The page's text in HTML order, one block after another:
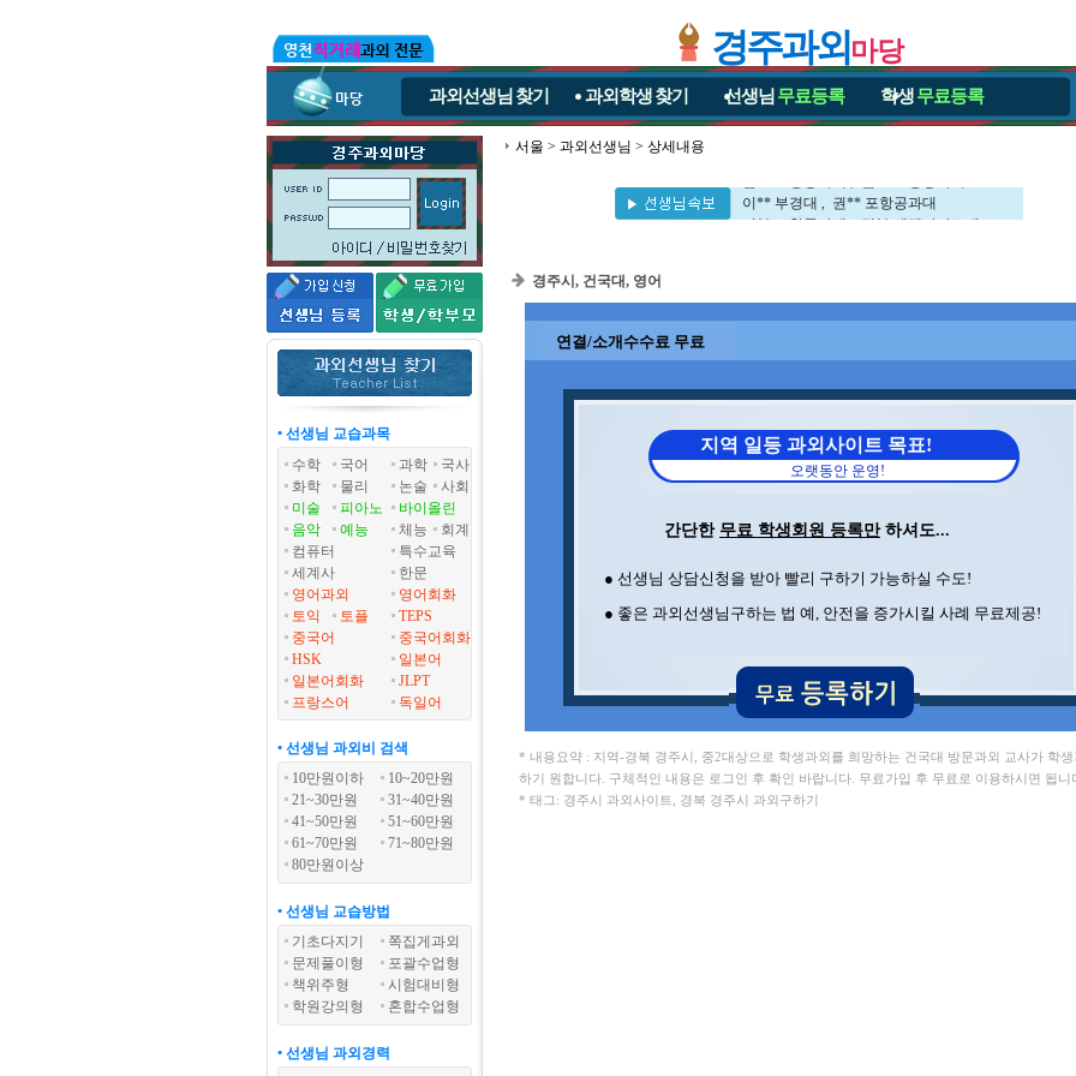
경주과외마당
과외선생님 찾기 과외학생찾기 선생님 무료등록 학생무료등록
• 선생님 교습과목
수학
국어 과학
국사
화학
물리 논술
사회
미술
피아노
바이올린
음악
예능 체능
회계
컴퓨터
특수교육
세계사
한문
영어과외
영어회화
토익
토플
TEPS
중국어
중국어회화
HSK
일본어
일본어회화
JLPT
프랑스어
독일어
• 선생님 과외비 검색
10만원이하
10~20만원
21~30만원
31~40만원
41~50만원
51~60만원
61~70만원
71~80만원
80만원이상
• 선생님 교습방법
기초다지기
쪽집게과외
문제풀이형
포괄수업형
책위주형
시험대비형
학원강의형
혼합수업형
• 선생님 과외경력
서울 > 과외선생님 > 상세내용
이** 부경대 , 권** 포항공과대
이** 포항공과대 , 김** 세멜바이스대
문** 포항공과대 , 정** 포항공과대
이** 부경대 , 권** 포항공과대
전** 포항공과대 , 신** 포항공과대
김** 포항공과대 , 차** 포항공과대
이** UNIST대 , 구** 경북대
김** 포항공과대 , 이** 서강대
경주시, 건국대, 영어
연결/소개수수료 무료
지역 일등 과외사이트 목표!
오랫동안 운영!
간단한 무료 학생회원 등록만하셔도...
● 선생님 상담신청을 받아 빨리 구하기 가능하실 수도!
● 좋은 과외선생님구하는 법 예, 안전을 증가시킬 사례 무료제공!
* 내용요약 : 지역-경북 경주시, 중2대상으로 학생과외를 희망하는 건국대 방문과외 교사가 학생
하기 원합니다. 구체적인 내용은 로그인 후 확인 바랍니다. 무료가입 후 무료로 이용하시면 됩니
* 태그: 경주시 과외사이트, 경북 경주시 과외구하기